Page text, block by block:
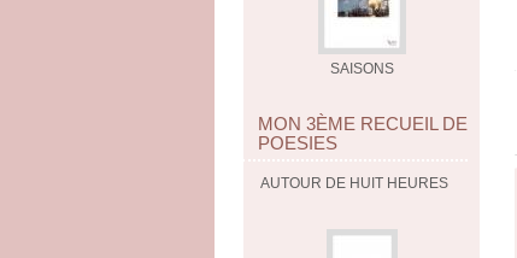
SAISONS
MON 3ÈME RECUEIL DE
POESIES
AUTOUR DE HUIT HEURES